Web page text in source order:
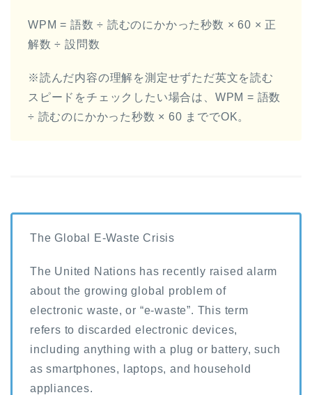
WPM = 語数 ÷ 読むのにかかった秒数 × 60 × 正
解数 ÷ 設問数
※読んだ内容の理解を測定せずただ英文を読む
スピードをチェックしたい場合は、WPM = 語数
÷ 読むのにかかった秒数 × 60 まででOK。
The Global E-Waste Crisis
The United Nations has recently raised alarm
about the growing global problem of
electronic waste, or “e-waste”. This term
refers to discarded electronic devices,
including anything with a plug or battery, such
as smartphones, laptops, and household
appliances.